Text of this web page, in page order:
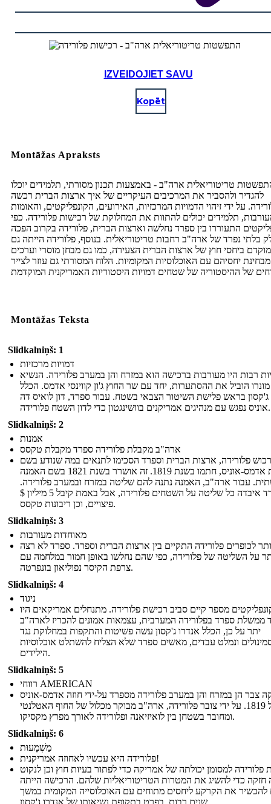
IZVEIDOJIET SAVU
Kopēt
Montāžas Apraksts
טריטוריאלית ארה"ב - באמצעות תכנון מסורתי, תלמידים יוכלו
להגדיר ולהסביר את המרכיבים העיקריים של איך ארצות הברית רכשה
על ידי זיהוי הדמויות המרכזיות, האירועים, הקונפליקטים, והאומות
תלמידים יכולים להתוות את המחלוקת של רכישות פלורידה. כפי
התעוררו בין ספרד נחלשה וארצות הברית, פלורידה בקרוב הפכה
בלתי נפרד של ארה"ב רחבות טריטוריאלית. בנוסף, פלורידה הייתה גם
ביחסי חוץ של ארצות הברית הצעירה, כמו גם מבחן מוסרי וערכים
מבחינת יחסיהם עם האוכלוסיות המקומיות. הלוח המסורתי גם עוזר לצייר
Montāžas Teksta
Slidkalniņš: 1
דמויות מרכזיות
רבות היו מעורבות ברכישה הוא במזרח והן במערב פלורידה. הנשיא
מונרו הוביל את ההסתערות, יחד עם שר החוץ ג'ון קווינסי אדמס. הכלל
ג'קסון בראש פלישת השיטור הצבאי בשטח. עבור ספרד, דון לואיס דה
אוניס נפגש עם מנהיגים אמריקנים בוושינגטון כדי לדון השטח פלורידה.
Slidkalniņš: 2
אמנות
ארה"ב מקבלת פלורידה ספרד מקבלת טקסס
פלורידה, ארצות הברית וספרד הסכימו לתנאים במה שנודע בשם
אמנת אדמס-אוניס, חתמו בשנת 1819. זה אושרר בשנת 1821 בשם האמנה
עבור ארה"ב, האמנה נתנה להם שליטה במזרח ובמערב פלורידה.
ספרד איבדה כל שליטה על השטחים פלורידה, אבל באמת קיבל 5 מיליון $
פיצויים, וכן ריבונות טקסס.
Slidkalniņš: 3
מאוחדות מעורבות
לכופרים פלורידה התקיים בין ארצות הברית וספרד. ספרד לא רצה
על השליטה של ​​פלורידה, כפי שהם נחלשו באופן חמור במלחמה עם
צרפת הקיסר נפוליאון בונפרטה.
Slidkalniņš: 4
ניגוד
מספר קיים סביב רכישת פלורידה. מתנחלים אמריקאים היו
ממשלת ספרד בפלורידה המערבית, עצמאות אמונים להכריז לארה"ב
יתר על כן, הכלל אנדרו ג'קסון עשה פשיטות והתקפות במחלוקת נגד
ונמלט עבדים, מאשים ספרד שלא הצליח להשתלט אוכלוסיות
הילידים.
Slidkalniņš: 5
רווחי AMERICAN
צבר הן במזרח והן במערב פלורידה מספרד על-ידי חוזה אדמס-אוניס
של 1819. על ידי צובר פלורידה, ארה"ב מבוקר מכלול של החוף האטלנטי
ומחובר בשטחן בין לואיזיאנה ופלורידה לאורך מפרץ מקסיקו.
Slidkalniņš: 6
מַשְׁמָעוּת
פלורידה היא עכשיו לאחוזה אמריקנית!
פלורידה למסומן יכולתה של אמריקה כדי לפתור בעיות חוץ וכן לנקוט
חזקה כדי להשיג את המטרות הטריטוריאליות שלהם. הרכישה הייתה
להכשיר את הקרקע ליחסים מתוחים עם האוכלוסייה המקומית במשך
שנים רבות, בפרט בתקופת נשיאותו של אנדרו ג'קסון.